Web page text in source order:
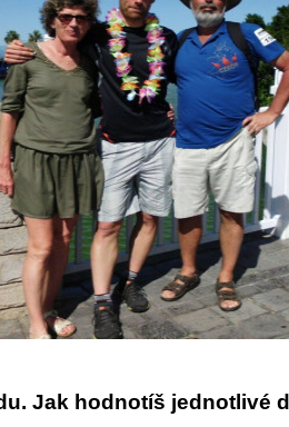
Jak hodnotíš jednotlivé